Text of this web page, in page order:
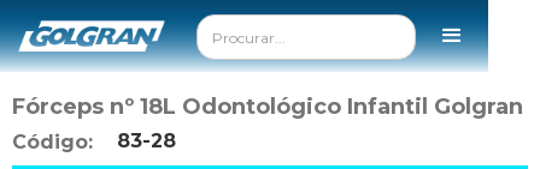
Fórceps nº 18L Odontológico Infantil Golgran
Código: 83-28